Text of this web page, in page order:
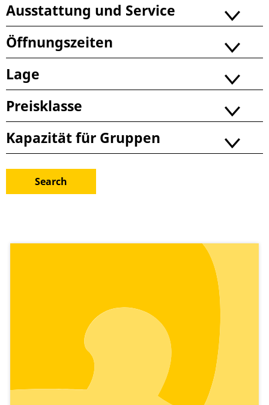
Ausstattung und Service
Öffnungszeiten
Lage
Preisklasse
Kapazität für Gruppen